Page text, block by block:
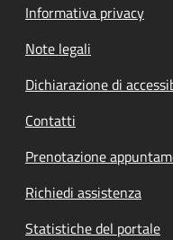
Informativa privacy
Note legali
Dichiarazione di
Contatti
Prenotazione
Richiedi assistenza
Statistiche del portale